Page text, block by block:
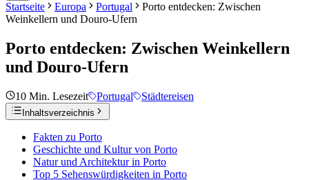
Startseite Europa Portugal
Porto entdecken: Zwischen
Weinkellern und Douro-Ufern
Porto entdecken: Zwischen Weinkellern
und Douro-Ufern
10 Min. Lesezeit Portugal Städtereisen
Inhaltsverzeichnis
Fakten zu Porto
Geschichte und Kultur von Porto
Natur und Architektur in Porto
Top 5 Sehenswürdigkeiten in Porto